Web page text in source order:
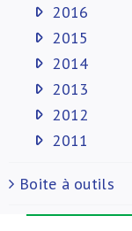
2016
2015
2014
2013
2012
2011
Boite à outils